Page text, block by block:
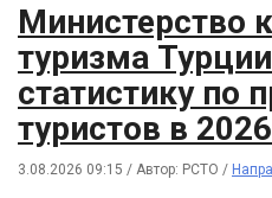
Министерство
туризма
статистику по
туристов в
3.08.2026 09:15 / Автор: РСТО /